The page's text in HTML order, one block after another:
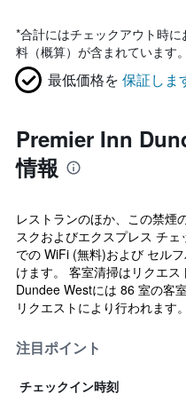
*合計にはチェックアウト時
料（概算）が含まれています。
最低価格を 保証しま
Premier Inn
情報
レストランのほか、この禁煙
スクおよびエクスプレス チ
での WiFi (無料)および セル
けます。 客室清掃はリクエ
Dundee Westには 86 室の客
リクエストにより行われます。
注目ポイント
チェックイン時刻